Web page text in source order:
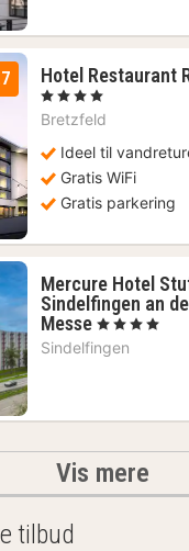
Hotel Restaurant
, 4 Stjerner
Bretzfeld
Ideel til
Gratis WiFi
Gratis parkering
Mercure Hotel
Sindelfingen an
Messe1
nat
fra
, 4 Stjerner
Sindelfingen
Vis mere
tilbud